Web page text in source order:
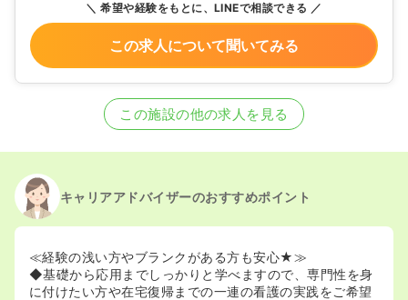
希望や経験をもとに、LINEで相談できる
この求人について聞いてみる
この施設の他の求人を見る
キャリアアドバイザーのおすすめポイント
≪経験の浅い方やブランクがある方も安心★≫
◆基礎から応用までしっかりと学べますので、専門性を身
に付けたい方や在宅復帰までの一連の看護の実践をご希望